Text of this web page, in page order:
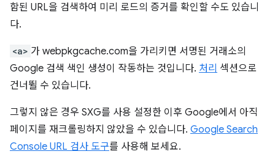
함된 URL을 검색하여 미리 로드의 증거를 확인할 수도 있습니
다.
<a> 가 webpkgcache.com을 가리키면 서명된 거래소의
Google 검색 색인 생성이 작동하는 것입니다. 처리 섹션으로
건너뛸 수 있습니다.
그렇지 않은 경우 SXG를 사용 설정한 이후 Google에서 아직
페이지를 재크롤링하지 않았을 수 있습니다. Google Search
Console URL 검사 도구를 사용해 보세요.